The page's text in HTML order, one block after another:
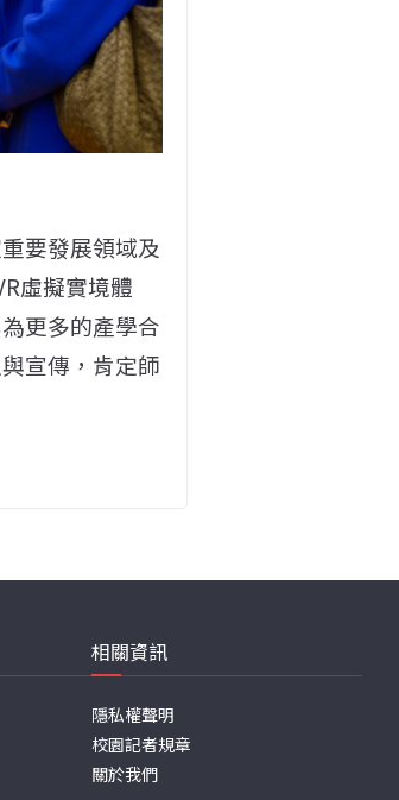
要發展領域及
虛擬實境體
更多的產學合
宣傳，肯定師
相關資訊
隱私權聲明
校園記者規章
關於我們